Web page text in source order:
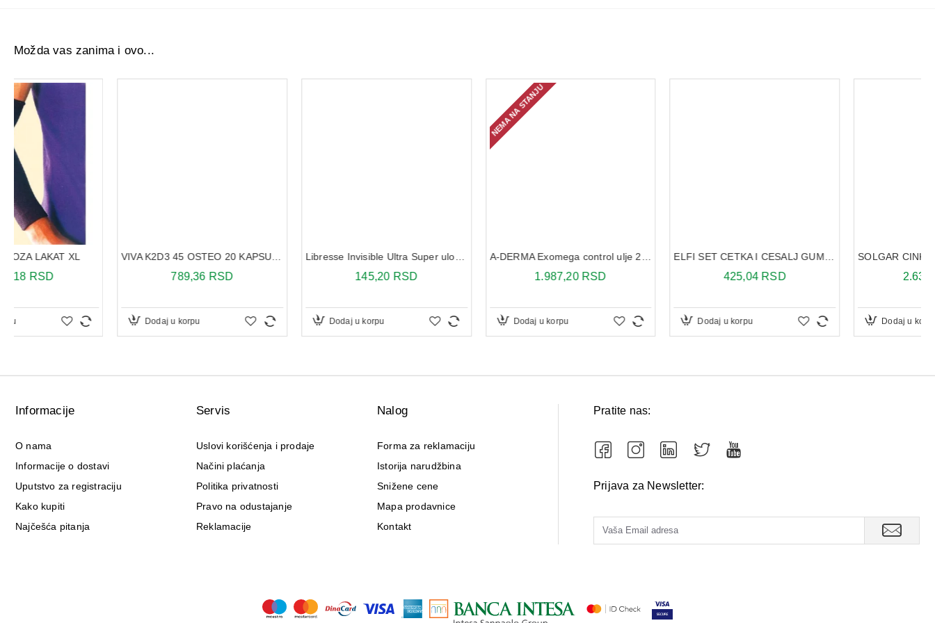
Možda vas zanima i ovo...
VIVA K2D3 45 OSTEO 20 KAPSULA
Dodaj u korpu
Libresse Invisible Ultra Super ulošci 8X
Dodaj u korpu
A-DERMA Exomega control ulje 200ml
Dodaj u korpu
ELFI SET CETKA I CESALJ GUMENA DRSKA RK16
Dodaj u korpu
SOLGAR CINK PIKOLINAT 100 TABLETA
Dodaj u korpu
Informacije
O nama
Informacije o dostavi
Uputstvo za registraciju
Kako kupiti
Najčešća pitanja
Servis
Uslovi korišćenja i prodaje
Načini plaćanja
Politika privatnosti
Pravo na odustajanje
Reklamacije
Nalog
Forma za reklamaciju
Istorija narudžbina
Snižene cene
Mapa prodavnice
Kontakt
Pratite nas:
Prijava za Newsletter: